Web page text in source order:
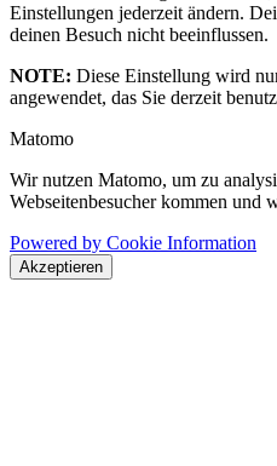
Einstellungen jederzeit ändern.
deinen Besuch nicht beeinflussen.
NOTE: Diese Einstellung wird
angewendet, das Sie derzeit
Matomo
Wir nutzen Matomo, um zu
Webseitenbesucher kommen und
Powered by Cookie Information
Akzeptieren